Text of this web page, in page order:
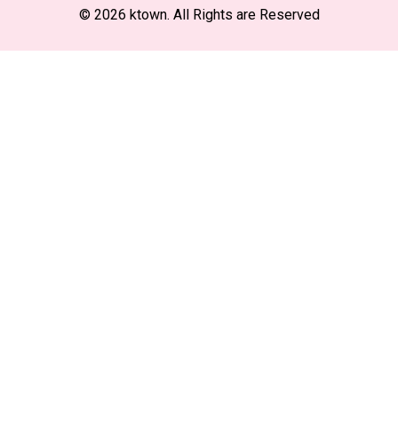
© 2026 ktown. All Rights are Reserved